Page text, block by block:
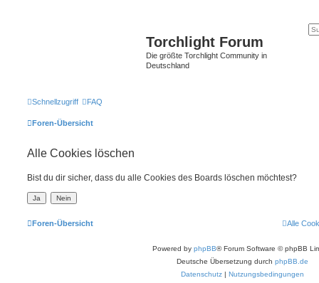
Torchlight Forum
Die größte Torchlight Community in
Deutschland
Schnellzugriff FAQ
Foren-Übersicht
Alle Cookies löschen
Bist du dir sicher, dass du alle Cookies des Boards löschen möchtest?
Foren-Übersicht Alle
Powered by phpBB® Forum Software © phpBB
Deutsche Übersetzung durch phpBB.de
Datenschutz | Nutzungsbedingungen